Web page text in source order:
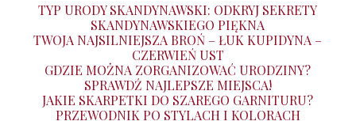
TYP URODY SKANDYNAWSKI: ODKRYJ SEKRETY
SKANDYNAWSKIEGO PIĘKNA
TWOJA NAJSILNIEJSZA BROŃ – ŁUK KUPIDYNA –
CZERWIEŃ UST
GDZIE MOŻNA ZORGANIZOWAĆ URODZINY?
SPRAWDŹ NAJLEPSZE MIEJSCA!
JAKIE SKARPETKI DO SZAREGO GARNITURU?
PRZEWODNIK PO STYLACH I KOLORACH